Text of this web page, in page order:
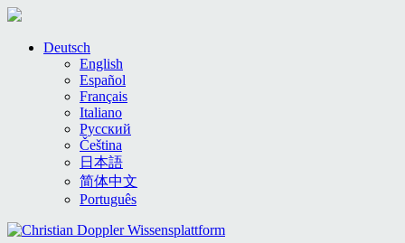
Deutsch
English
Español
Français
Italiano
Русский
Čeština
日本語
简体中文
Português